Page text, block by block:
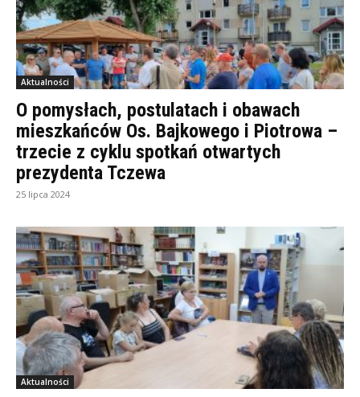
Aktualności
O pomysłach, postulatach i obawach
mieszkańców Os. Bajkowego i Piotrowa –
trzecie z cyklu spotkań otwartych
prezydenta Tczewa
25 lipca 2024
Aktualności